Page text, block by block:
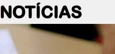
NOTÍCIAS